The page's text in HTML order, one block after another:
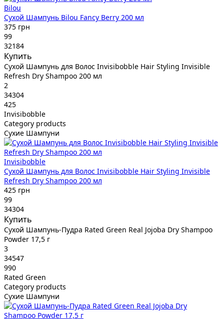
Bilou
Сухой Шампунь Bilou Fancy Berry 200 мл
375 грн
99
32184
Купить
Сухой Шампунь для Волос Invisibobble Hair Styling Invisible
Refresh Dry Shampoo 200 мл
2
34304
425
Invisibobble
Category products
Сухие Шампуни
Invisibobble
Сухой Шампунь для Волос Invisibobble Hair Styling Invisible
Refresh Dry Shampoo 200 мл
425 грн
99
34304
Купить
Сухой Шампунь-Пудра Rated Green Real Jojoba Dry Shampoo
Powder 17,5 г
3
34547
990
Rated Green
Category products
Сухие Шампуни